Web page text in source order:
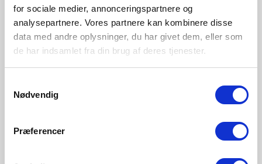
for sociale medier, annonceringspartnere og
analysepartnere. Vores partnere kan kombinere disse
data med andre oplysninger, du har givet dem, eller som
de har indsamlet fra din brug af deres tjenester.
Nødvendig
Præferencer